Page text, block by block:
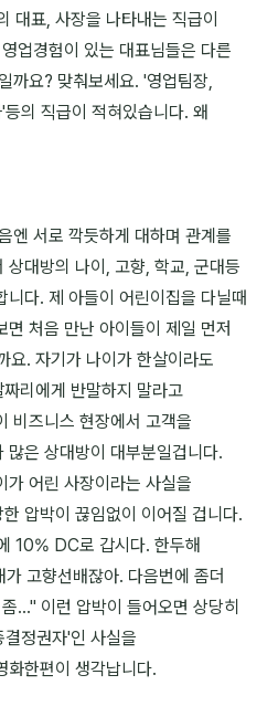
대표, 사장을 나타내는 직급이
업경험이 있는 대표님들은 다른
까요? 맞춰보세요. '영업팀장,
의 직급이 적혀있습니다. 왜
엔 서로 깍듯하게 대하며 관계를
상대방의 나이, 고향, 학교, 군대등
니다. 제 아들이 어린이집을 다닐때
처음 만난 아이들이 제일 먼저
요. 자기가 나이가 한살이라도
리에게 반말하지 말라고
비즈니스 현장에서 고객을
많은 상대방이 대부분일겁니다.
가 어린 사장이라는 사실을
압박이 끊임없이 이어질 겁니다.
10% DC로 갑시다. 한두해
고향선배잖아. 다음번에 좀더
..." 이런 압박이 들어오면 상당히
정권자'인 사실을
화한편이 생각납니다.